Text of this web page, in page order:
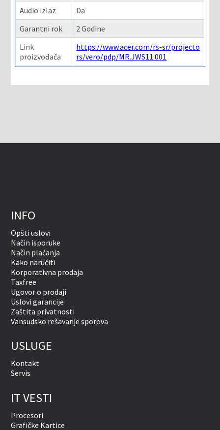
Audio izlaz
Da
Garantni rok
2 Godine
Link
proizvođača
https://www.acer.com/rs-sr/projecto
rs/vero/pdp/MR.JWS11.001
INFO
Opšti uslovi
Način isporuke
Način plaćanja
Kako naručiti
Korporativna prodaja
Taxfree
Ugovor o prodaji
Uslovi garancije
Zaštita privatnosti
Vansudsko rešavanje sporova
USLUGE
Kontakt
Servis
IT VESTI
Procesori
Grafičke Kartice